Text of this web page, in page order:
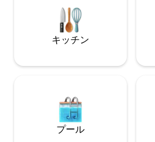
接続を維持しましょう。 町までは湖畔の
遊歩道沿いを徒歩30分、または車で
す。 Mallacoota Magicへようこそ
キッチン
プール